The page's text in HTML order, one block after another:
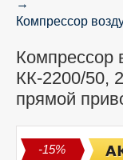
Компрессор
Компрессор
КК-2200/50,
прямой
-15%